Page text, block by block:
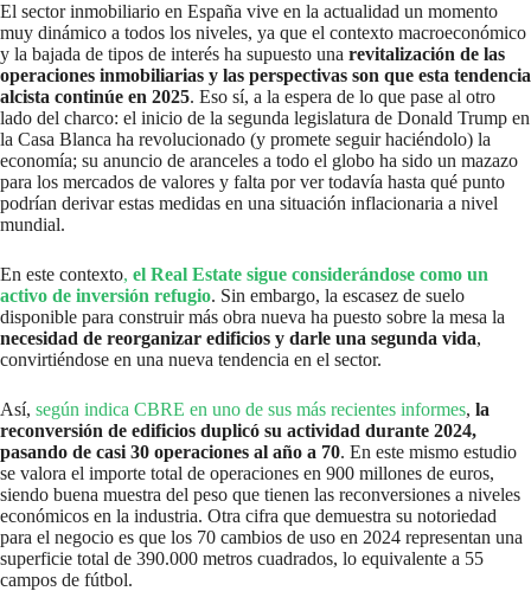
El sector inmobiliario en España vive en la actualidad un momento
muy dinámico a todos los niveles, ya que el contexto macroeconómico
y la bajada de tipos de interés ha supuesto una revitalización de las
operaciones inmobiliarias y las perspectivas son que esta tendencia
alcista continúe en 2025. Eso sí, a la espera de lo que pase al otro
lado del charco: el inicio de la segunda legislatura de Donald Trump en
la Casa Blanca ha revolucionado (y promete seguir haciéndolo) la
economía; su anuncio de aranceles a todo el globo ha sido un mazazo
para los mercados de valores y falta por ver todavía hasta qué punto
podrían derivar estas medidas en una situación inflacionaria a nivel
mundial.
En este contexto, el Real Estate sigue considerándose como un
activo de inversión refugio. Sin embargo, la escasez de suelo
disponible para construir más obra nueva ha puesto sobre la mesa la
necesidad de reorganizar edificios y darle una segunda vida,
convirtiéndose en una nueva tendencia en el sector.
Así, según indica CBRE en uno de sus más recientes informes, la
reconversión de edificios duplicó su actividad durante 2024,
pasando de casi 30 operaciones al año a 70. En este mismo estudio
se valora el importe total de operaciones en 900 millones de euros,
siendo buena muestra del peso que tienen las reconversiones a niveles
económicos en la industria. Otra cifra que demuestra su notoriedad
para el negocio es que los 70 cambios de uso en 2024 representan una
superficie total de 390.000 metros cuadrados, lo equivalente a 55
campos de fútbol.